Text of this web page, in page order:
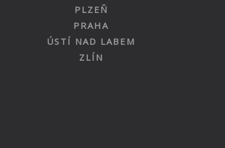
PLZEŇ
PRAHA
ÚSTÍ NAD LABEM
ZLÍN